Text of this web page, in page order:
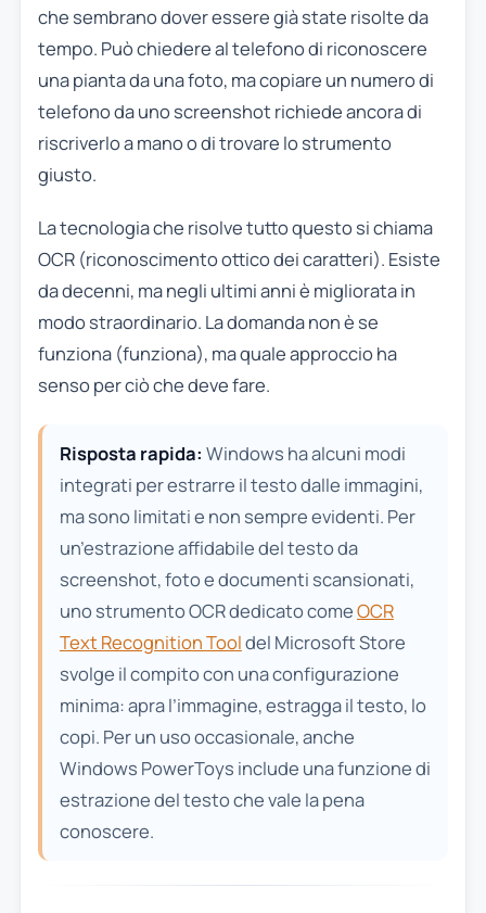
che sembrano dover essere già state risolte da
tempo. Può chiedere al telefono di riconoscere
una pianta da una foto, ma copiare un numero di
telefono da uno screenshot richiede ancora di
riscriverlo a mano o di trovare lo strumento
giusto.
La tecnologia che risolve tutto questo si chiama
OCR (riconoscimento ottico dei caratteri). Esiste
da decenni, ma negli ultimi anni è migliorata in
modo straordinario. La domanda non è se
funziona (funziona), ma quale approccio ha
senso per ciò che deve fare.
Risposta rapida: Windows ha alcuni modi
integrati per estrarre il testo dalle immagini,
ma sono limitati e non sempre evidenti. Per
un’estrazione affidabile del testo da
screenshot, foto e documenti scansionati,
uno strumento OCR dedicato comeOCR
Text Recognition Tooldel Microsoft Store
svolge il compito con una configurazione
minima: apra l’immagine, estragga il testo, lo
copi. Per un uso occasionale, anche
Windows PowerToys include una funzione di
estrazione del testo che vale la pena
conoscere.